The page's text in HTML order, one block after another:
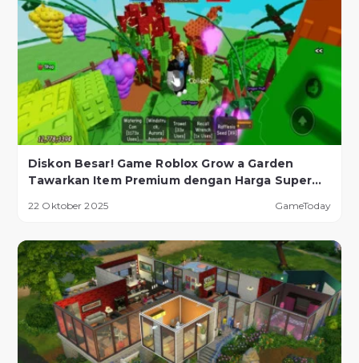
Diskon Besar! Game Roblox Grow a Garden
Tawarkan Item Premium dengan Harga Super
22 Oktober 2025 GameToday